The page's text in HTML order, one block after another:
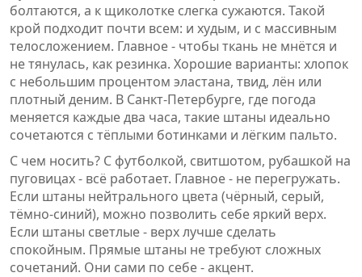
болтаются, а к щиколотке слегка сужаются. Такой
крой подходит почти всем: и худым, и с массивным
телосложением. Главное - чтобы ткань не мнётся и
не тянулась, как резинка. Хорошие варианты: хлопок
с небольшим процентом эластана, твид, лён или
плотный деним. В Санкт-Петербурге, где погода
меняется каждые два часа, такие штаны идеально
сочетаются с тёплыми ботинками и лёгким пальто.
С чем носить? С футболкой, свитшотом, рубашкой на
пуговицах - всё работает. Главное - не перегружать.
Если штаны нейтрального цвета (чёрный, серый,
тёмно-синий), можно позволить себе яркий верх.
Если штаны светлые - верх лучше сделать
спокойным. Прямые штаны не требуют сложных
сочетаний. Они сами по себе - акцент.